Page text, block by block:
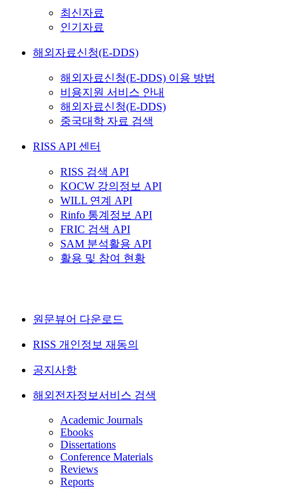
최신자료
인기자료
해외자료신청(E-DDS)
해외자료신청(E-DDS) 이용 방법
비용지원 서비스 안내
해외자료신청(E-DDS)
중국대학 자료 검색
RISS API 센터
RISS 검색 API
KOCW 강의정보 API
WILL 연계 API
Rinfo 통계정보 API
FRIC 검색 API
SAM 분석활용 API
활용 및 참여 현황
원문뷰어 다운로드
RISS 개인정보 재동의
공지사항
해외전자정보서비스 검색
Academic Journals
Ebooks
Dissertations
Conference Materials
Reviews
Reports